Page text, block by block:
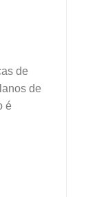
de
de
é